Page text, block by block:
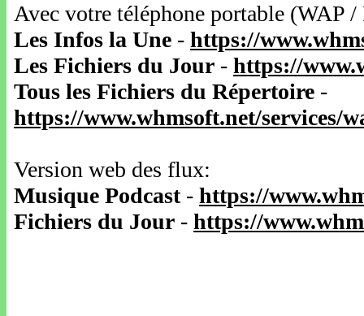
Avec votre téléphone portable
Les Infos la Une - https://
Les Fichiers du Jour - https://
Tous les Fichiers du Répertoire -
https://www.whmsoft.net/services/
Version web des flux:
Musique Podcast- https://
Fichiers du Jour - https://